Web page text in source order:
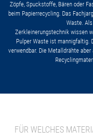
Zöpfe, Spuckstoffe, Bären oder
beim Papierrecycling. Das
Waste.
Zerkleinerungstechnik wissen
Pulper Waste ist mannigfaltig.
verwendbar. Die Metalldrähte
FÜR WELCHES